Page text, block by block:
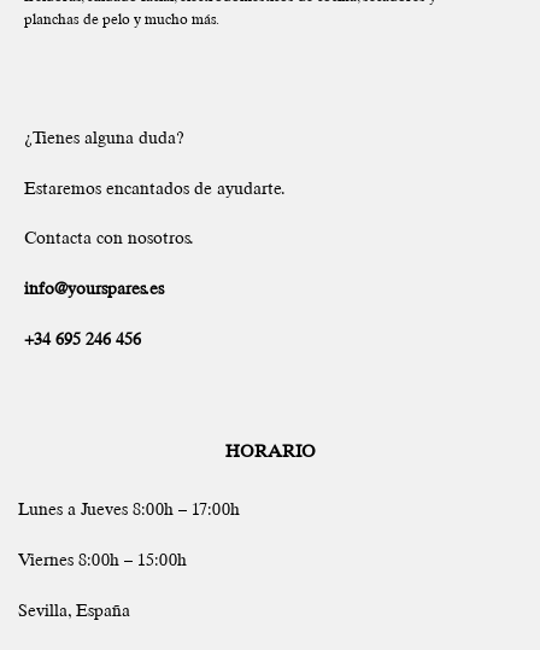
planchas de pelo y mucho más.
¿Tienes alguna duda?
Estaremos encantados de ayudarte.
Contacta con nosotros.
info@yourspares.es
+34 695 246 456
HORARIO
Lunes a Jueves 8:00h – 17:00h
Viernes 8:00h – 15:00h
Sevilla, España